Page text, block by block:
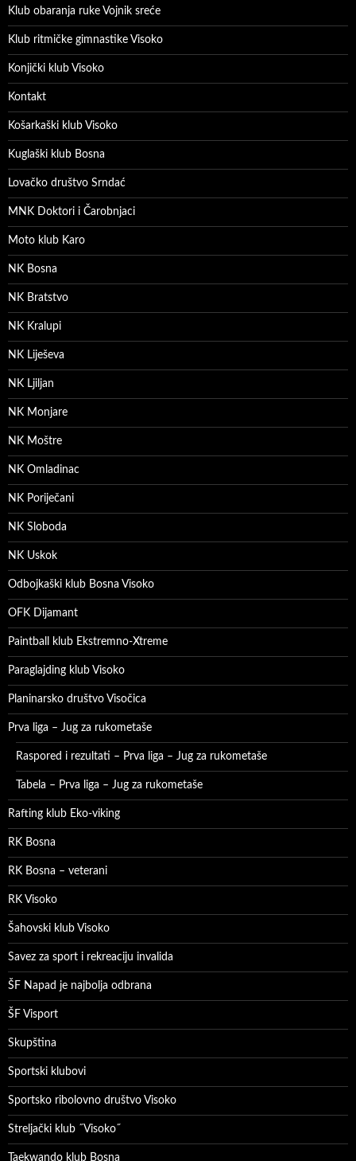
Klub obaranja ruke Vojnik sreće
Klub ritmičke gimnastike Visoko
Konjički klub Visoko
Kontakt
Košarkaški klub Visoko
Kuglaški klub Bosna
Lovačko društvo Srndać
MNK Doktori i Čarobnjaci
Moto klub Karo
NK Bosna
NK Bratstvo
NK Kralupi
NK Liješeva
NK Ljiljan
NK Monjare
NK Moštre
NK Omladinac
NK Poriječani
NK Sloboda
NK Uskok
Odbojkaški klub Bosna Visoko
OFK Dijamant
Paintball klub Ekstremno-Xtreme
Paraglajding klub Visoko
Planinarsko društvo Visočica
Prva liga – Jug za rukometaše
Raspored i rezultati – Prva liga – Jug za rukometaše
Tabela – Prva liga – Jug za rukometaše
Rafting klub Eko-viking
RK Bosna
RK Bosna – veterani
RK Visoko
Šahovski klub Visoko
Savez za sport i rekreaciju invalida
ŠF Napad je najbolja odbrana
ŠF Visport
Skupština
Sportski klubovi
Sportsko ribolovno društvo Visoko
Streljački klub ˝Visoko˝
Taekwando klub Bosna